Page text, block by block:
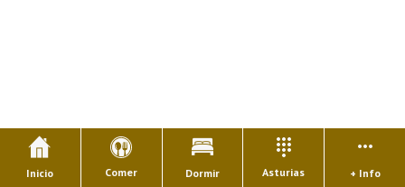
Inicio Comer Dormir Asturias + Info